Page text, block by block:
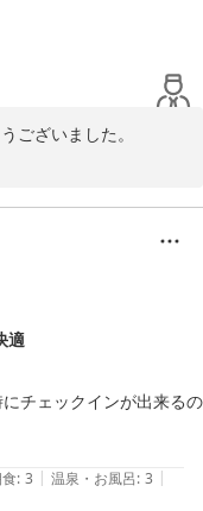
ございました。
ませんでした。
見まして、早オープン
す。
精進してまいります。
適
チェックインが出来るの
り眠れましたし、快適に
: 3 | 温泉・お風呂: 3 |